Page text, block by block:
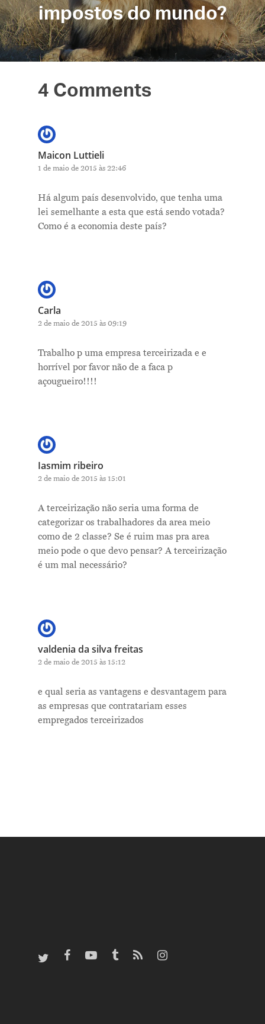
impostos do mundo?
4 Comments
Maicon Luttieli
1 de maio de 2015 às 22:46
Há algum país desenvolvido, que tenha uma
lei semelhante a esta que está sendo votada?
Como é a economia deste país?
Carla
2 de maio de 2015 às 09:19
Trabalho p uma empresa terceirizada e e
horrível por favor não de a faca p
açougueiro!!!!
Iasmim ribeiro
2 de maio de 2015 às 15:01
A terceirização não seria uma forma de
categorizar os trabalhadores da area meio
como de 2 classe? Se é ruim mas pra area
meio pode o que devo pensar? A terceirização
é um mal necessário?
valdenia da silva freitas
2 de maio de 2015 às 15:12
e qual seria as vantagens e desvantagem para
as empresas que contratariam esses
empregados terceirizados